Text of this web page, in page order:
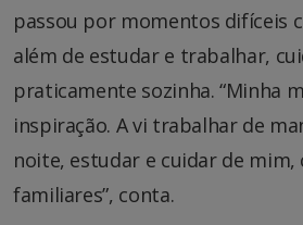
passou por momentos difíceis
além de estudar e trabalhar,
praticamente sozinha. “Minha
inspiração. A vi trabalhar de
noite, estudar e cuidar de mim,
familiares”, conta.